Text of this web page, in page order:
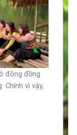
đông đồng
Chính vì vậy,